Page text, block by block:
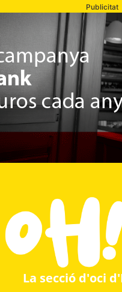
Publicitat
La secció d'oci